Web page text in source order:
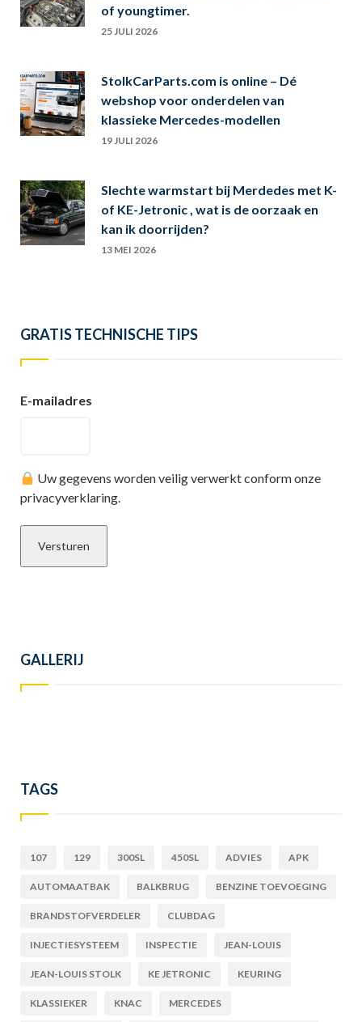
of youngtimer.
25 JULI 2026
StolkCarParts.com is online – Dé
webshop voor onderdelen van
klassieke Mercedes-modellen
19 JULI 2026
Slechte warmstart bij Merdedes met K-
of KE-Jetronic , wat is de oorzaak en
kan ik doorrijden?
13 MEI 2026
GRATIS TECHNISCHE TIPS
E-mailadres
Uw gegevens worden veilig verwerkt conform onze
privacyverklaring.
GALLERIJ
TAGS
107 129 300SL 450SL ADVIES APK
AUTOMAATBAK BALKBRUG BENZINE TOEVOEGING
BRANDSTOFVERDELER CLUBDAG
INJECTIESYSTEEM INSPECTIE JEAN-LOUIS
JEAN-LOUIS STOLK KE JETRONIC KEURING
KLASSIEKER KNAC MERCEDES